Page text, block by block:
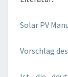
Solar PV
Vorschlag